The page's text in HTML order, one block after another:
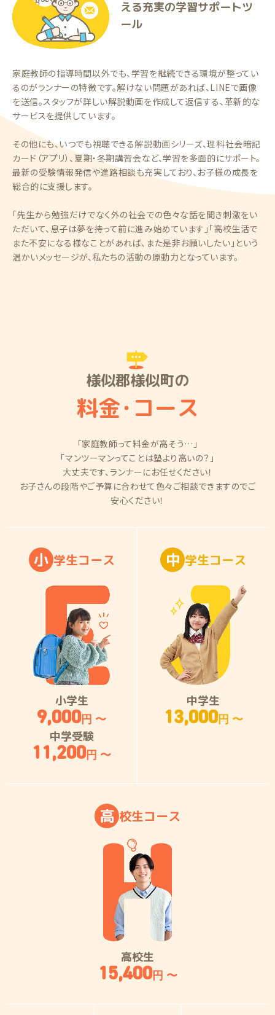
える充実の学習サポートツ
ール
家庭教師の指導時間以外でも、学習を継続できる環境が整ってい
るのがランナーの特徴です。解けない問題があれば、LINEで画像
を送信。スタッフが詳しい解説動画を作成して返信する、革新的な
サービスを提供しています。
その他にも、いつでも視聴できる解説動画シリーズ、理科社会暗記
カード（アプリ）、夏期・冬期講習会など、学習を多面的にサポート。
最新の受験情報発信や進路相談も充実しており、お子様の成長を
総合的に支援します。
「先生から勉強だけでなく外の社会での色々な話を聞き刺激をい
ただいて、息子は夢を持って前に進み始めています」「高校生活で
また不安になる様なことがあれば、また是非お願いしたい」という
温かいメッセージが、私たちの活動の原動力となっています。
様似郡様似町の
料金・コース
「家庭教師って料金が高そう…」
「マンツーマンってことは塾より高いの？」
大丈夫です、ランナーにお任せください！
お子さんの段階やご予算に合わせて色々ご相談できますのでご
安心ください！
小 学生コース
小学生
9,000円 〜
中学受験
11,200円 〜
中 学生コース
中学生
13,000円 〜
高 校生コース
高校生
15,400円 〜